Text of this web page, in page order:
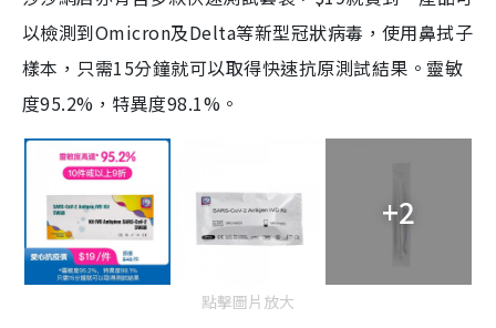
以檢測到Omicron及Delta等新型冠狀病毒，使用鼻拭子
樣本，只需15分鐘就可以取得快速抗原測試結果。靈敏
度95.2%，特異度98.1%。
+2
點擊圖片放大